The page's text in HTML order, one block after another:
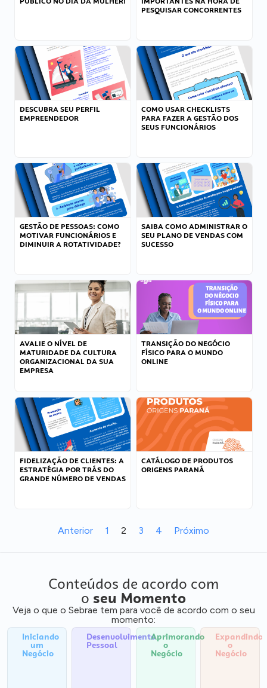
PESQUISAR CONCORRENTES
DESCUBRA SEU PERFIL
EMPREENDEDOR
COMO USAR CHECKLISTS
PARA FAZER A GESTÃO DOS
SEUS FUNCIONÁRIOS
GESTÃO DE PESSOAS: COMO
MOTIVAR FUNCIONÁRIOS E
DIMINUIR A ROTATIVIDADE?
SAIBA COMO ADMINISTRAR O
SEU PLANO DE VENDAS COM
SUCESSO
AVALIE O NÍVEL DE
MATURIDADE DA CULTURA
ORGANIZACIONAL DA SUA
EMPRESA
TRANSIÇÃO DO NEGÓCIO
FÍSICO PARA O MUNDO
ONLINE
FIDELIZAÇÃO DE CLIENTES: A
ESTRATÉGIA POR TRÁS DO
GRANDE NÚMERO DE VENDAS
CATÁLOGO DE PRODUTOS
ORIGENS PARANÁ
Anterior 1 2 3 4 Próximo
Conteúdos de acordo com
o seu Momento
Veja o que o Sebrae tem para você de acordo com o seu
momento:
Iniciando
um
Negócio
Desenvolvimento
Pessoal
Aprimorando
o
Negócio
Expandindo
o
Negócio